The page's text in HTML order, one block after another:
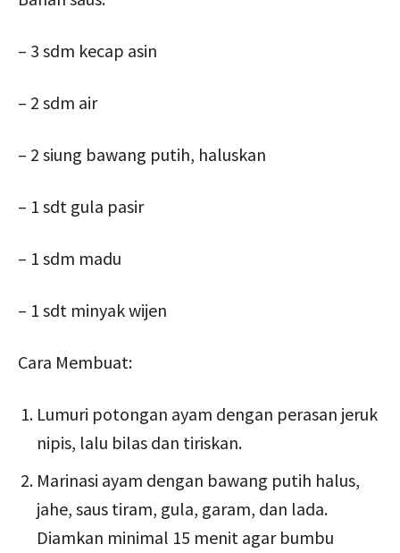
– 3 sdm kecap asin
– 2 sdm air
– 2 siung bawang putih, haluskan
– 1 sdt gula pasir
– 1 sdm madu
– 1 sdt minyak wijen
Cara Membuat:
Lumuri potongan ayam dengan perasan jeruk
nipis, lalu bilas dan tiriskan.
Marinasi ayam dengan bawang putih halus,
jahe, saus tiram, gula, garam, dan lada.
Diamkan minimal 15 menit agar bumbu